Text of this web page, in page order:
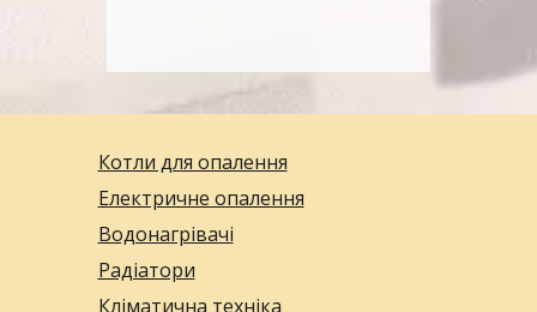
Котли для опалення
Електричне опалення
Водонагрівачі
Радіатори
Кліматична техніка